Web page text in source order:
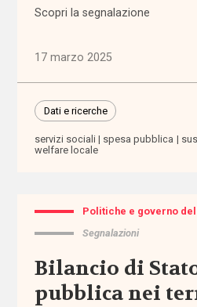
(744)
Famiglie,
infanzia e
adolescenza
(2.207)
(1.072)
con
disabilità
(2.195)
Scopri la segnalazione
17 marzo 2025
Dati e ricerche
servizi sociali spesa pubblica
welfare locale
Politiche e governo
Segnalazioni
Bilancio di
pubblica nei